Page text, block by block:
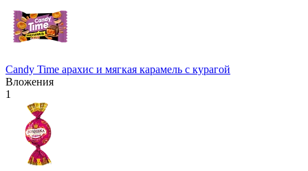
Candy Time арахис и мягкая карамель с курагой
Вложения
1